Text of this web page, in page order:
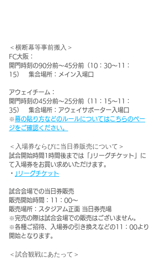
＜横断幕等事前搬入＞
FC大阪：
開門時刻の90分前～45分前（10：30～11：
15）　集合場所：メイン入場口
アウェイチーム：
開門時刻の45分前～25分前（11：15～11：
35）　集合場所：アウェイサポーター入場口
※幕の貼り方などのルールについてはこちらのペー
ジをご確認ください。
＜入場券ならびに当日券販売について＞
試合開始時間1時間後までは「Jリーグチケット」に
て入場券をお買い求めいただけます。
・ Jリーグチケット
試合会場での当日券販売
販売開始時間：11：00～
販売場所：スタジアム正面 当日券売場
※完売の際は試合会場での販売はございません。
※各種ご招待、入場券の引き換えなどの11：00より
開始となります。
＜試合観戦にあたって＞